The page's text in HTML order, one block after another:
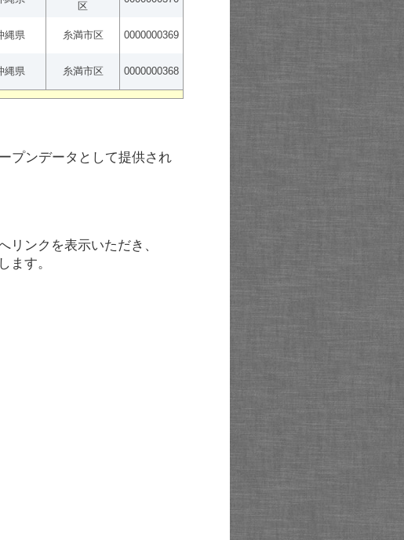
区
縄県 糸満市区 0000000369
縄県 糸満市区 0000000368
プンデータとして提供され
ンクを表示いただき、
ます。